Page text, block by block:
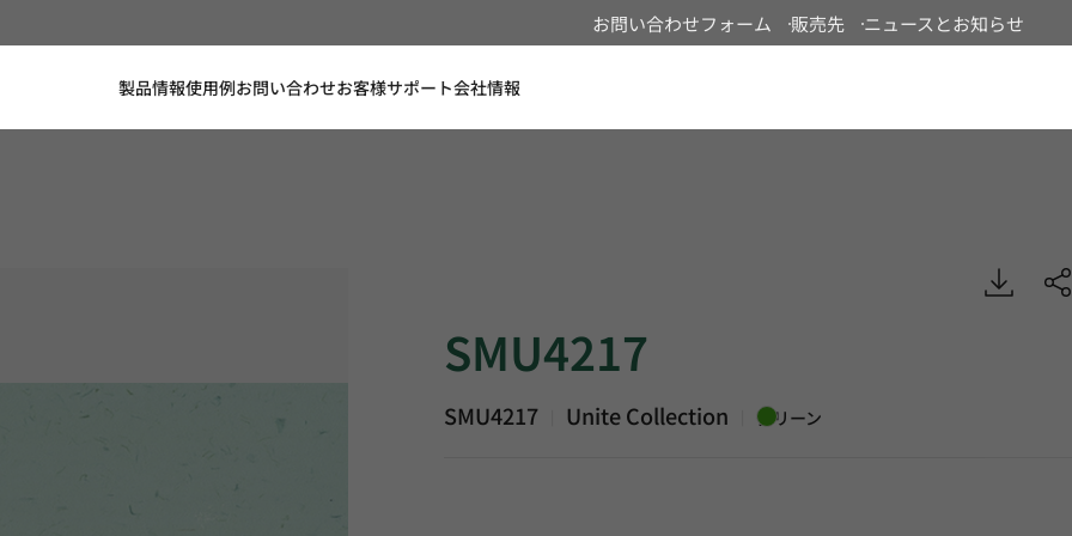
お問い合わせフォーム 販売先 ニュースとお知らせ
製品情報使用例お問い合わせお客様サポート会社情報
SMU4217
SMU4217 Unite Collection グリーン